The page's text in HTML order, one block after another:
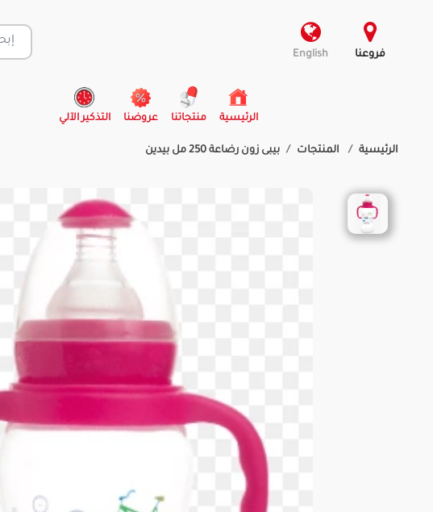
فروعنا English
الرئيسية
(current) منتجاتنا عروضنا التذكير الآلي
الرئيسية المنتجات بيبى زون رضاعة 250 مل بيدين